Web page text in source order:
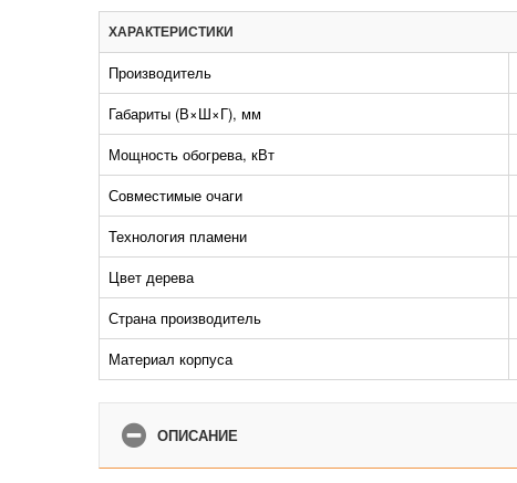
ХАРАКТЕРИСТИКИ
Производитель
Габариты (В×Ш×Г), мм
Мощность обогрева, кВт
Совместимые очаги
Технология пламени
Цвет дерева
Страна производитель
Материал корпуса
ОПИСАНИЕ